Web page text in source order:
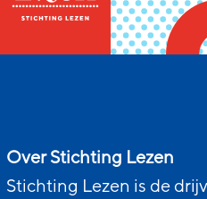
Over Stichting Lezen
Stichting Lezen is de